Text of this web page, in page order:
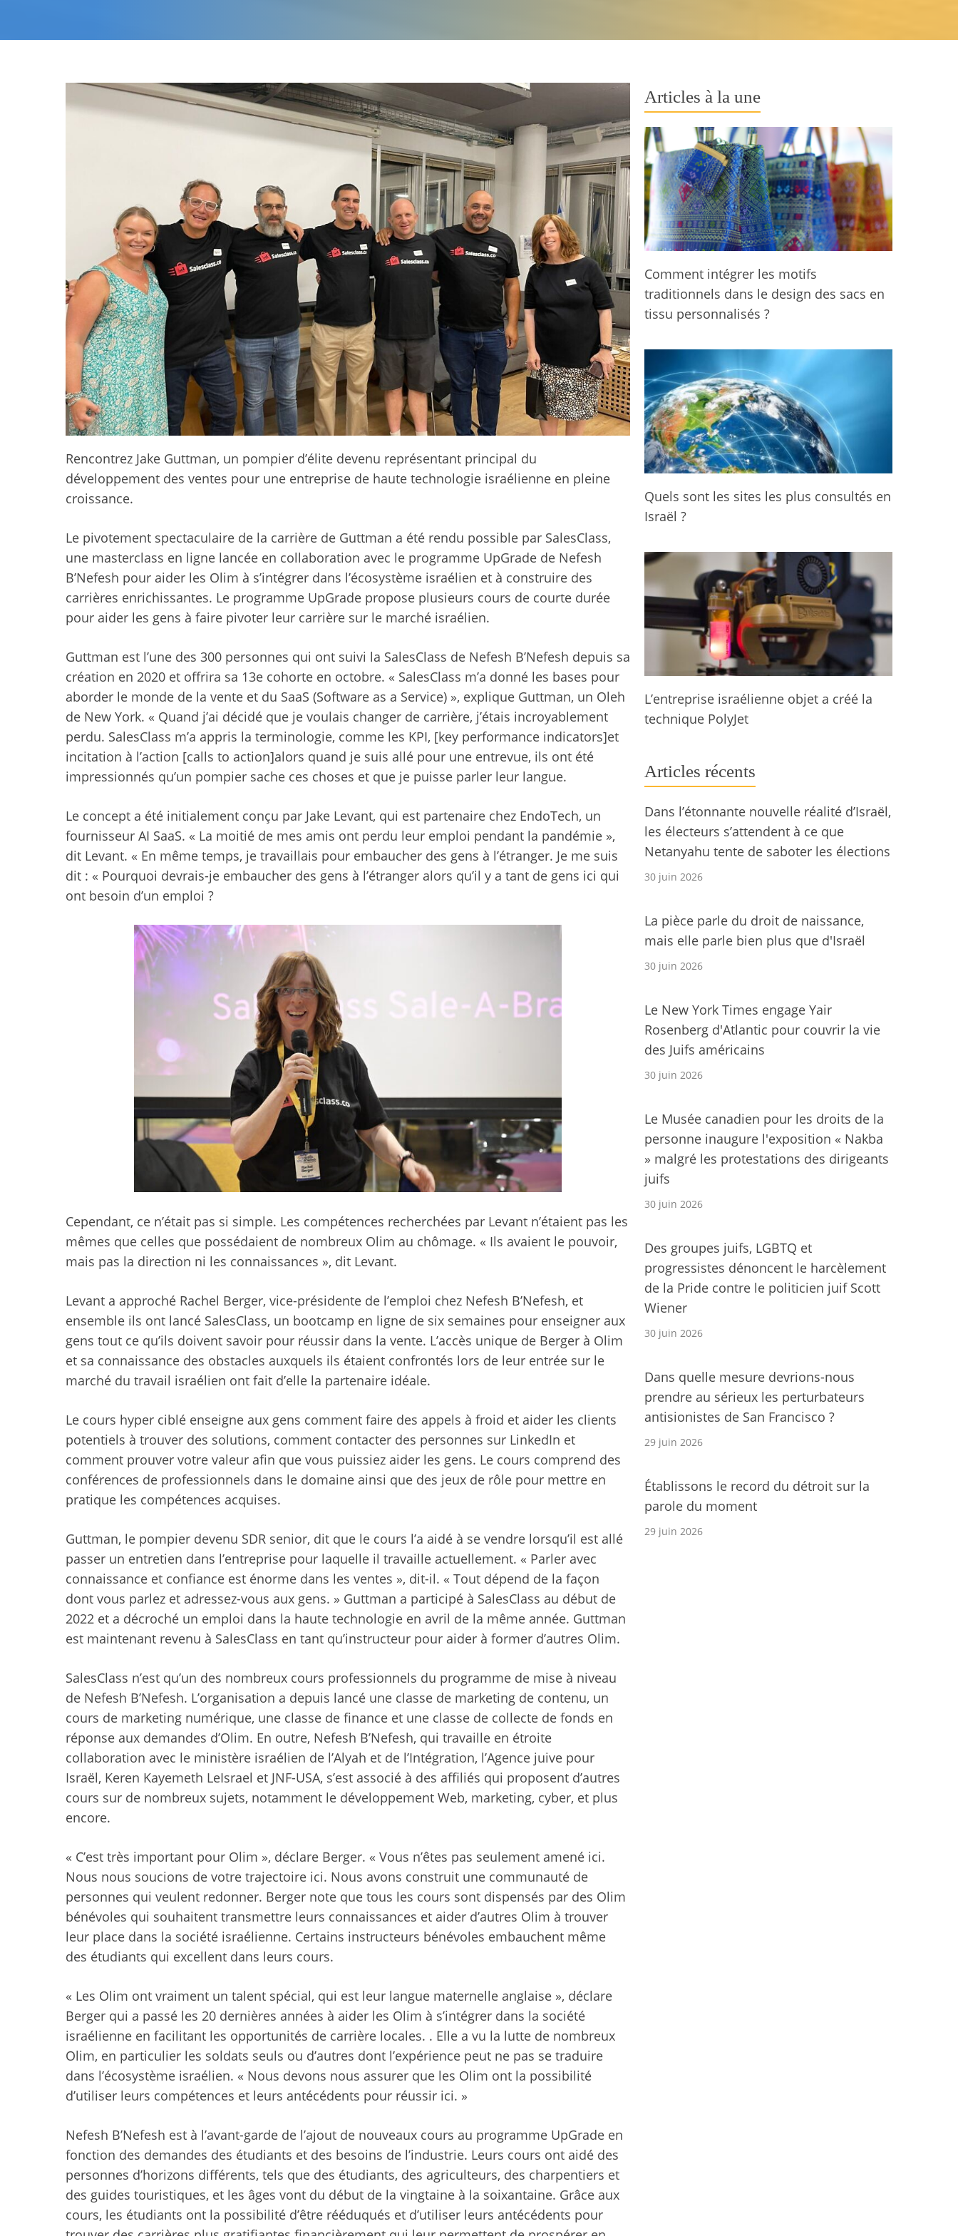
Rencontrez Jake Guttman, un pompier d’élite devenu représentant principal du
développement des ventes pour une entreprise de haute technologie israélienne en pleine
croissance.
Le pivotement spectaculaire de la carrière de Guttman a été rendu possible par SalesClass,
une masterclass en ligne lancée en collaboration avec le programme UpGrade de Nefesh
B’Nefesh pour aider les Olim à s’intégrer dans l’écosystème israélien et à construire des
carrières enrichissantes. Le programme UpGrade propose plusieurs cours de courte durée
pour aider les gens à faire pivoter leur carrière sur le marché israélien.
Guttman est l’une des 300 personnes qui ont suivi la SalesClass de Nefesh B’Nefesh depuis sa
création en 2020 et offrira sa 13e cohorte en octobre. « SalesClass m’a donné les bases pour
aborder le monde de la vente et du SaaS (Software as a Service) », explique Guttman, un Oleh
de New York. « Quand j’ai décidé que je voulais changer de carrière, j’étais incroyablement
perdu. SalesClass m’a appris la terminologie, comme les KPI, [key performance indicators]et
incitation à l’action [calls to action]alors quand je suis allé pour une entrevue, ils ont été
impressionnés qu’un pompier sache ces choses et que je puisse parler leur langue.
Le concept a été initialement conçu par Jake Levant, qui est partenaire chez EndoTech, un
fournisseur AI SaaS. « La moitié de mes amis ont perdu leur emploi pendant la pandémie »,
dit Levant. « En même temps, je travaillais pour embaucher des gens à l’étranger. Je me suis
dit : « Pourquoi devrais-je embaucher des gens à l’étranger alors qu’il y a tant de gens ici qui
ont besoin d’un emploi ?
Cependant, ce n’était pas si simple. Les compétences recherchées par Levant n’étaient pas les
mêmes que celles que possédaient de nombreux Olim au chômage. « Ils avaient le pouvoir,
mais pas la direction ni les connaissances », dit Levant.
Levant a approché Rachel Berger, vice-présidente de l’emploi chez Nefesh B’Nefesh, et
ensemble ils ont lancé SalesClass, un bootcamp en ligne de six semaines pour enseigner aux
gens tout ce qu’ils doivent savoir pour réussir dans la vente. L’accès unique de Berger à Olim
et sa connaissance des obstacles auxquels ils étaient confrontés lors de leur entrée sur le
marché du travail israélien ont fait d’elle la partenaire idéale.
Le cours hyper ciblé enseigne aux gens comment faire des appels à froid et aider les clients
potentiels à trouver des solutions, comment contacter des personnes sur LinkedIn et
comment prouver votre valeur afin que vous puissiez aider les gens. Le cours comprend des
conférences de professionnels dans le domaine ainsi que des jeux de rôle pour mettre en
pratique les compétences acquises.
Guttman, le pompier devenu SDR senior, dit que le cours l’a aidé à se vendre lorsqu’il est allé
passer un entretien dans l’entreprise pour laquelle il travaille actuellement. « Parler avec
connaissance et confiance est énorme dans les ventes », dit-il. « Tout dépend de la façon
dont vous parlez et adressez-vous aux gens. » Guttman a participé à SalesClass au début de
2022 et a décroché un emploi dans la haute technologie en avril de la même année. Guttman
est maintenant revenu à SalesClass en tant qu’instructeur pour aider à former d’autres Olim.
SalesClass n’est qu’un des nombreux cours professionnels du programme de mise à niveau
de Nefesh B’Nefesh. L’organisation a depuis lancé une classe de marketing de contenu, un
cours de marketing numérique, une classe de finance et une classe de collecte de fonds en
réponse aux demandes d’Olim. En outre, Nefesh B’Nefesh, qui travaille en étroite
collaboration avec le ministère israélien de l’Alyah et de l’Intégration, l’Agence juive pour
Israël, Keren Kayemeth LeIsrael et JNF-USA, s’est associé à des affiliés qui proposent d’autres
cours sur de nombreux sujets, notamment le développement Web, marketing, cyber, et plus
encore.
« C’est très important pour Olim », déclare Berger. « Vous n’êtes pas seulement amené ici.
Nous nous soucions de votre trajectoire ici. Nous avons construit une communauté de
personnes qui veulent redonner. Berger note que tous les cours sont dispensés par des Olim
bénévoles qui souhaitent transmettre leurs connaissances et aider d’autres Olim à trouver
leur place dans la société israélienne. Certains instructeurs bénévoles embauchent même
des étudiants qui excellent dans leurs cours.
« Les Olim ont vraiment un talent spécial, qui est leur langue maternelle anglaise », déclare
Berger qui a passé les 20 dernières années à aider les Olim à s’intégrer dans la société
israélienne en facilitant les opportunités de carrière locales. . Elle a vu la lutte de nombreux
Olim, en particulier les soldats seuls ou d’autres dont l’expérience peut ne pas se traduire
dans l’écosystème israélien. « Nous devons nous assurer que les Olim ont la possibilité
d’utiliser leurs compétences et leurs antécédents pour réussir ici. »
Nefesh B’Nefesh est à l’avant-garde de l’ajout de nouveaux cours au programme UpGrade en
fonction des demandes des étudiants et des besoins de l’industrie. Leurs cours ont aidé des
personnes d’horizons différents, tels que des étudiants, des agriculteurs, des charpentiers et
des guides touristiques, et les âges vont du début de la vingtaine à la soixantaine. Grâce aux
cours, les étudiants ont la possibilité d’être rééduqués et d’utiliser leurs antécédents pour
Articles à la une
Comment intégrer les motifs
traditionnels dans le design des sacs en
tissu personnalisés ?
Quels sont les sites les plus consultés en
Israël ?
L’entreprise israélienne objet a créé la
technique PolyJet
Articles récents
Dans l’étonnante nouvelle réalité d’Israël,
les électeurs s’attendent à ce que
Netanyahu tente de saboter les élections
30 juin 2026
La pièce parle du droit de naissance,
mais elle parle bien plus que d'Israël
30 juin 2026
Le New York Times engage Yair
Rosenberg d'Atlantic pour couvrir la vie
des Juifs américains
30 juin 2026
Le Musée canadien pour les droits de la
personne inaugure l'exposition « Nakba
» malgré les protestations des dirigeants
juifs
30 juin 2026
Des groupes juifs, LGBTQ et
progressistes dénoncent le harcèlement
de la Pride contre le politicien juif Scott
Wiener
30 juin 2026
Dans quelle mesure devrions-nous
prendre au sérieux les perturbateurs
antisionistes de San Francisco ?
29 juin 2026
Établissons le record du détroit sur la
parole du moment
29 juin 2026